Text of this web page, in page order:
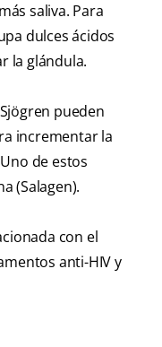
saliva. Para
dulces ácidos
la glándula.
pueden
incrementar la
de estos
(Salagen).
con el
anti-HIV y